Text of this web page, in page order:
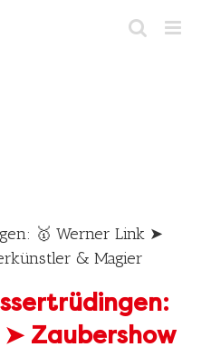
🥇 Werner Link ➤
& Magier